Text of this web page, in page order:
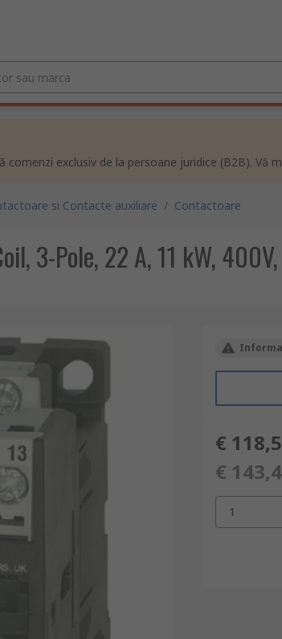
exclusiv de la persoane juridice (B2B). Vă
si Contacte auxiliare / Contactoare
3-Pole, 22 A, 11 kW,
€
€
1